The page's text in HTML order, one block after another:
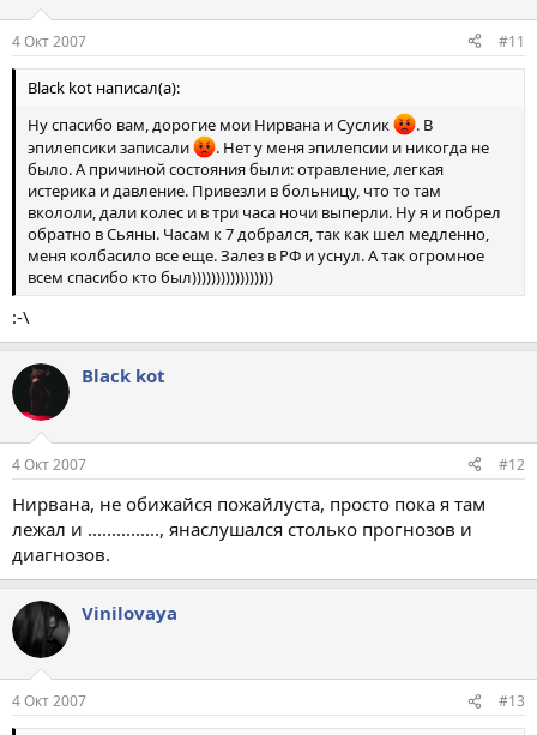
4 Окт 2007 #11
Black kot написал(а):
Ну спасибо вам, дорогие мои Нирвана и Суслик
. В
эпилепсики записали
. Нет у меня эпилепсии и никогда не
было. А причиной состояния были: отравление, легкая
истерика и давление. Привезли в больницу, что то там
вкололи, дали колес и в три часа ночи выперли. Ну я и побрел
обратно в Сьяны. Часам к 7 добрался, так как шел медленно,
меня колбасило все еще. Залез в РФ и уснул. А так огромное
всем спасибо кто был)))))))))))))))))
:-\
Black kot
4 Окт 2007 #12
Нирвана, не обижайся пожайлуста, просто пока я там
лежал и ..............., янаслушался столько прогнозов и
диагнозов.
Vinilovaya
4 Окт 2007 #13